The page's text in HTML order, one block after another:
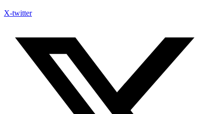
X-twitter